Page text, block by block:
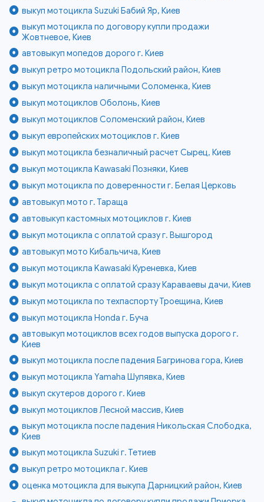
выкуп мотоцикла Suzuki Бабий Яр, Киев
выкуп мотоцикла по договору купли продажи
Жовтневое, Киев
автовыкуп мопедов дорого г. Киев
выкуп ретро мотоцикла Подольский район, Киев
выкуп мотоцикла наличными Соломенка, Киев
выкуп мотоциклов Оболонь, Киев
выкуп мотоциклов Соломенский район, Киев
выкуп европейских мотоциклов г. Киев
выкуп мотоцикла безналичный расчет Сырец, Киев
выкуп мотоцикла Kawasaki Позняки, Киев
выкуп мотоцикла по доверенности г. Белая Церковь
автовыкуп мото г. Тараща
автовыкуп кастомных мотоциклов г. Киев
выкуп мотоцикла с оплатой сразу г. Вышгород
автовыкуп мото Кибальчича, Киев
выкуп мотоцикла Kawasaki Куреневка, Киев
выкуп мотоцикла с оплатой сразу Караваевы дачи, Киев
выкуп мотоцикла по техпаспорту Троещина, Киев
выкуп мотоцикла Honda г. Буча
автовыкуп мотоциклов всех годов выпуска дорого г.
Киев
выкуп мотоцикла после падения Багринова гора, Киев
выкуп мотоцикла Yamaha Шулявка, Киев
выкуп скутеров дорого г. Киев
выкуп мотоциклов Лесной массив, Киев
выкуп мотоцикла после падения Никольская Слободка,
Киев
выкуп мотоцикла Suzuki г. Тетиев
выкуп ретро мотоцикла г. Киев
оценка мотоцикла для выкупа Дарницкий район, Киев